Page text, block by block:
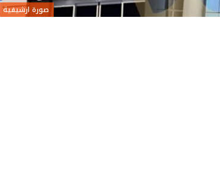
صورة ارشيفية